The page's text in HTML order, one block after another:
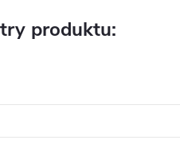
produktu: